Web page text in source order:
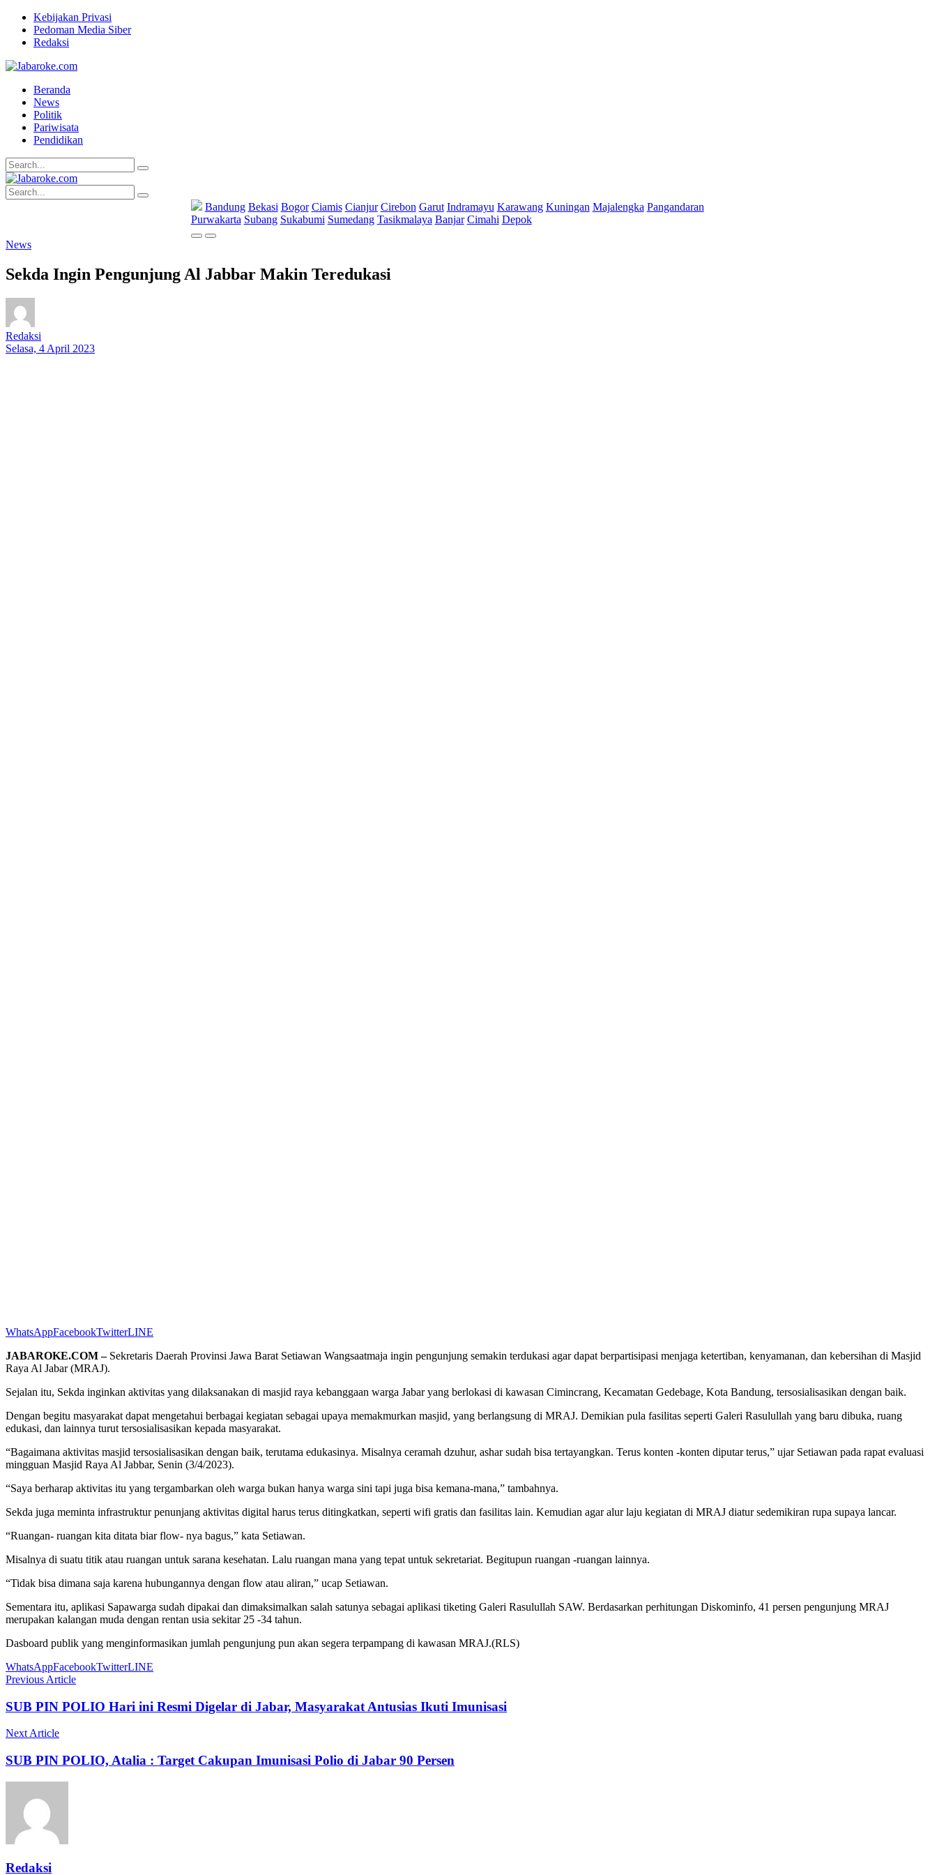
Kebijakan Privasi
Pedoman Media Siber
Redaksi
Beranda
News
Politik
Pariwisata
Pendidikan
Bandung Bekasi Bogor Ciamis Cianjur Cirebon Garut Indramayu Karawang Kuningan Majalengka Pangandaran
Purwakarta Subang Sukabumi Sumedang Tasikmalaya Banjar Cimahi Depok
News
Sekda Ingin Pengunjung Al Jabbar Makin Teredukasi
Redaksi
Selasa, 4 April 2023
WhatsAppFacebookTwitterLINE
JABAROKE.COM – Sekretaris Daerah Provinsi Jawa Barat Setiawan Wangsaatmaja ingin pengunjung semakin terdukasi agar dapat berpartisipasi menjaga ketertiban, kenyamanan, dan kebersihan di Masjid
Raya Al Jabar (MRAJ).
Sejalan itu, Sekda inginkan aktivitas yang dilaksanakan di masjid raya kebanggaan warga Jabar yang berlokasi di kawasan Cimincrang, Kecamatan Gedebage, Kota Bandung, tersosialisasikan dengan baik.
Dengan begitu masyarakat dapat mengetahui berbagai kegiatan sebagai upaya memakmurkan masjid, yang berlangsung di MRAJ. Demikian pula fasilitas seperti Galeri Rasulullah yang baru dibuka, ruang
edukasi, dan lainnya turut tersosialisasikan kepada masyarakat.
“Bagaimana aktivitas masjid tersosialisasikan dengan baik, terutama edukasinya. Misalnya ceramah dzuhur, ashar sudah bisa tertayangkan. Terus konten -konten diputar terus,” ujar Setiawan pada rapat evaluasi
mingguan Masjid Raya Al Jabbar, Senin (3/4/2023).
“Saya berharap aktivitas itu yang tergambarkan oleh warga bukan hanya warga sini tapi juga bisa kemana-mana,” tambahnya.
Sekda juga meminta infrastruktur penunjang aktivitas digital harus terus ditingkatkan, seperti wifi gratis dan fasilitas lain. Kemudian agar alur laju kegiatan di MRAJ diatur sedemikiran rupa supaya lancar.
“Ruangan- ruangan kita ditata biar flow- nya bagus,” kata Setiawan.
Misalnya di suatu titik atau ruangan untuk sarana kesehatan. Lalu ruangan mana yang tepat untuk sekretariat. Begitupun ruangan -ruangan lainnya.
“Tidak bisa dimana saja karena hubungannya dengan flow atau aliran,” ucap Setiawan.
Sementara itu, aplikasi Sapawarga sudah dipakai dan dimaksimalkan salah satunya sebagai aplikasi tiketing Galeri Rasulullah SAW. Berdasarkan perhitungan Diskominfo, 41 persen pengunjung MRAJ
merupakan kalangan muda dengan rentan usia sekitar 25 -34 tahun.
Dasboard publik yang menginformasikan jumlah pengunjung pun akan segera terpampang di kawasan MRAJ.(RLS)
WhatsAppFacebookTwitterLINE
Previous Article
SUB PIN POLIO Hari ini Resmi Digelar di Jabar, Masyarakat Antusias Ikuti Imunisasi
Next Article
SUB PIN POLIO, Atalia : Target Cakupan Imunisasi Polio di Jabar 90 Persen
Redaksi